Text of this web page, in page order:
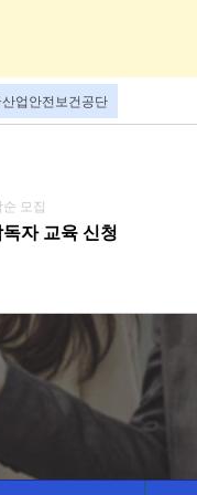
산업안전보건공단
순 모집
자 교육 신청